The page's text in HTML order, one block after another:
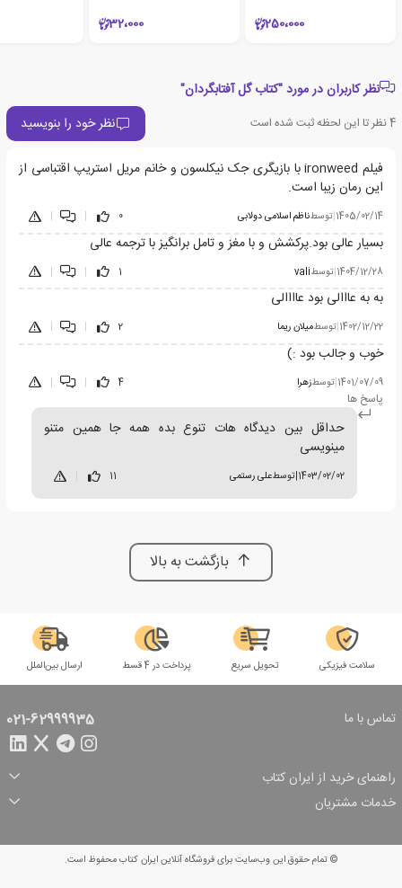
250،000 32،000
نظر کاربران در مورد "کتاب گل آفتابگردان"
4 نظر تا این لحظه ثبت شده است نظر خود را بنویسید
فیلم ironweed با بازیگری جک نیکلسون و خانم مریل استریپ اقتباسی از
این رمان زیبا است.
1405/02/14
|توسطناظم اسلامی دولابی 0
|
|
بسیار عالی بود.پرکشش و با مغز و تامل برانگیز با ترجمه عالی
1404/12/28
|توسطvali
1
|
|
به به عااالی بود عاااالی
1402/12/22
|توسطمیلان ریما 2
|
|
خوب و جالب بود :)
1401/07/09
|توسطزهرا 4
|
|
پاسخ ها
حداقل بین دیدگاه هات تنوع بده همه جا همین متنو
مینویسی
1403/02/02
|توسطعلی رستمی 11
بازگشت به بالا
سلامت فیزیکی تحویل سریع پرداخت در 4 قسط ارسال بین‌الملل
تماس با ما 021-62999935
راهنمای خرید از ایران کتاب
ثبت سفارش
شرایط ارسال سفارش
شیوه پرداخت
تخفیف‌های خرید
خدمات مشتریان
© تمام حقوق این وب‌سایت برای فروشگاه آنلاین ایران کتاب محفوظ است.